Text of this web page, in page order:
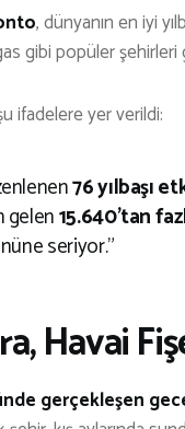
, dünyanın en iyi
gibi popüler şehirleri
ifadelere yer verildi:
76 yılbaşı
gelen15.640’tan
seriyor.”
Havai
gerçekleşen